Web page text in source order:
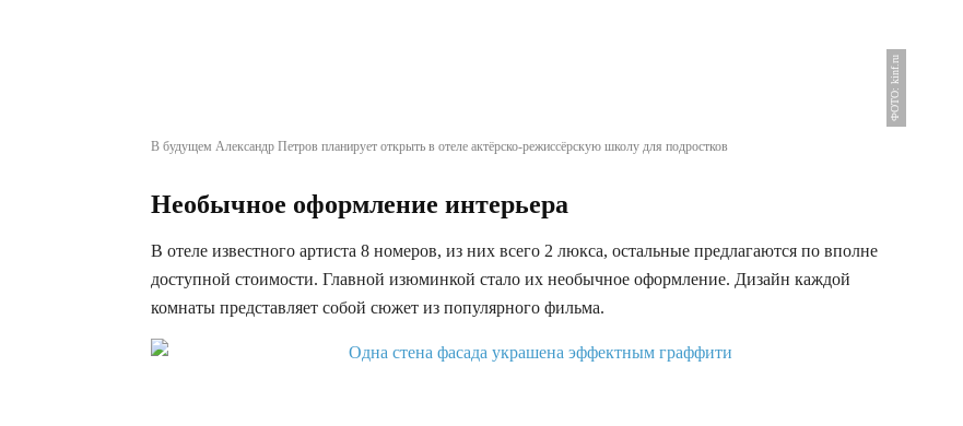
ФОТО: kinf.ru
В будущем Александр Петров планирует открыть в отеле актёрско-режиссёрскую школу для подростков
Необычное оформление интерьера
В отеле известного артиста 8 номеров, из них всего 2 люкса, остальные предлагаются по вполне
доступной стоимости. Главной изюминкой стало их необычное оформление. Дизайн каждой
комнаты представляет собой сюжет из популярного фильма.